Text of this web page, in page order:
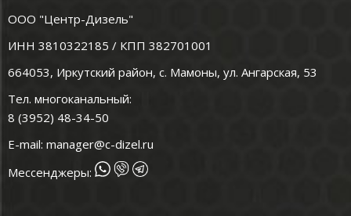
ООО "Центр-Дизель"
ИНН 3810322185 / КПП 382701001
664053, Иркутский район, с. Мамоны, ул. Ангарская, 53
Тел. многоканальный:
8 (3952) 48-34-50
E-mail: manager@c-dizel.ru
Мессенджеры: